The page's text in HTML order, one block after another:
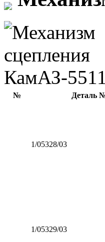
№ Деталь
1/05328/03
1/05329/03